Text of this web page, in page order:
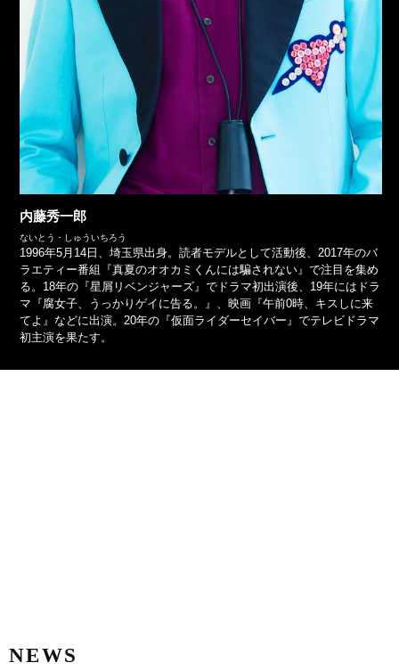
内藤秀一郎
ないとう・しゅういちろう
1996年5月14日、埼玉県出身。読者モデルとして活動後、2017年のバ
ラエティー番組『真夏のオオカミくんには騙されない』で注目を集め
る。18年の『星屑リベンジャーズ』でドラマ初出演後、19年にはドラ
マ『腐女子、うっかりゲイに告る。』、映画『午前0時、キスしに来
てよ』などに出演。20年の『仮面ライダーセイバー』でテレビドラマ
初主演を果たす。
NEWS